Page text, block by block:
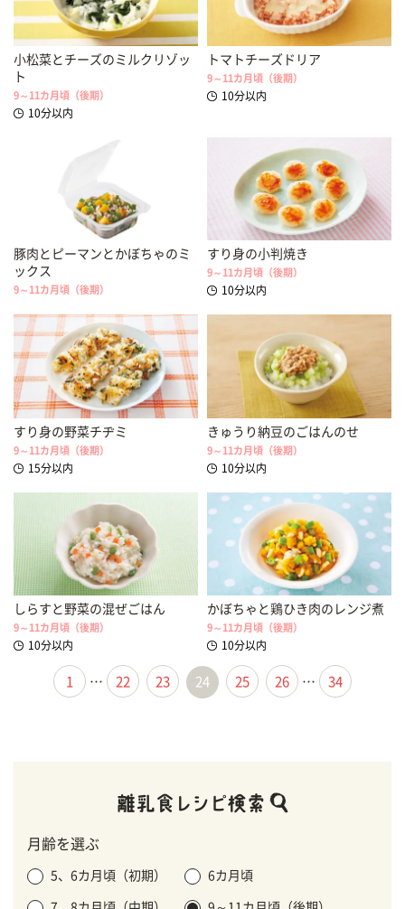
小松菜とチーズのミルクリゾッ
ト
9～11カ月頃（後期）
10分以内
トマトチーズドリア
9～11カ月頃（後期）
10分以内
豚肉とピーマンとかぼちゃのミ
ックス
9～11カ月頃（後期）
すり身の小判焼き
9～11カ月頃（後期）
10分以内
すり身の野菜チヂミ
9～11カ月頃（後期）
15分以内
きゅうり納豆のごはんのせ
9～11カ月頃（後期）
10分以内
しらすと野菜の混ぜごはん
9～11カ月頃（後期）
10分以内
かぼちゃと鶏ひき肉のレンジ煮
9～11カ月頃（後期）
10分以内
1 … 22 23 24 25 26 … 34
月齢を選ぶ
5、6カ月頃（初期） 6カ月頃